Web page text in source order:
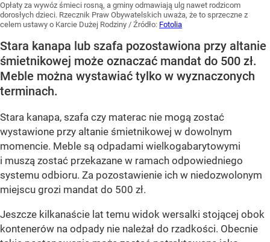
Opłaty za wywóz śmieci rosną, a gminy odmawiają ulg nawet rodzicom
dorosłych dzieci. Rzecznik Praw Obywatelskich uważa, że to sprzeczne z
celem ustawy o Karcie Dużej Rodziny / Źródło: Fotolia
Stara kanapa lub szafa pozostawiona przy altanie
śmietnikowej może oznaczać mandat do 500 zł.
Meble można wystawiać tylko w wyznaczonych
terminach.
Stara kanapa, szafa czy materac nie mogą zostać
wystawione przy altanie śmietnikowej w dowolnym
momencie. Meble są odpadami wielkogabarytowymi
i muszą zostać przekazane w ramach odpowiedniego
systemu odbioru. Za pozostawienie ich w niedozwolonym
miejscu grozi mandat do 500 zł.
Jeszcze kilkanaście lat temu widok wersalki stojącej obok
kontenerów na odpady nie należał do rzadkości. Obecnie